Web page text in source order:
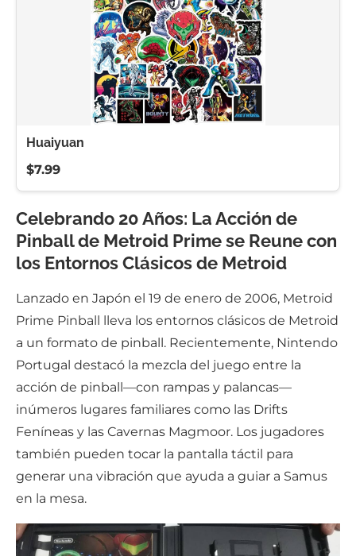
Huaiyuan
$7.99
Celebrando 20 Años: La Acción de
Pinball de Metroid Prime se Reune con
los Entornos Clásicos de Metroid
Lanzado en Japón el 19 de enero de 2006, Metroid
Prime Pinball lleva los entornos clásicos de Metroid
a un formato de pinball. Recientemente, Nintendo
Portugal destacó la mezcla del juego entre la
acción de pinball—con rampas y palancas—
inúmeros lugares familiares como las Drifts
Feníneas y las Cavernas Magmoor. Los jugadores
también pueden tocar la pantalla táctil para
generar una vibración que ayuda a guiar a Samus
en la mesa.